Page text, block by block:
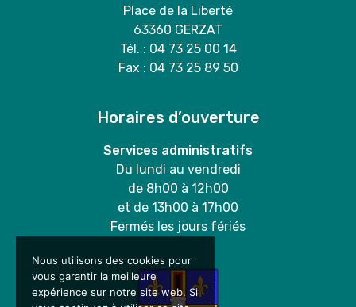
Place de la Liberté
63360 GERZAT
Tél. : 04 73 25 00 14
Fax : 04 73 25 89 50
Horaires d’ouverture
Services administratifs
Du lundi au vendredi
de 8h00 à 12h00
et de 13h00 à 17h00
Fermés les jours fériés
Nous utilisons des cookies pour
vous garantir la meilleure
expérience sur notre site web. Si